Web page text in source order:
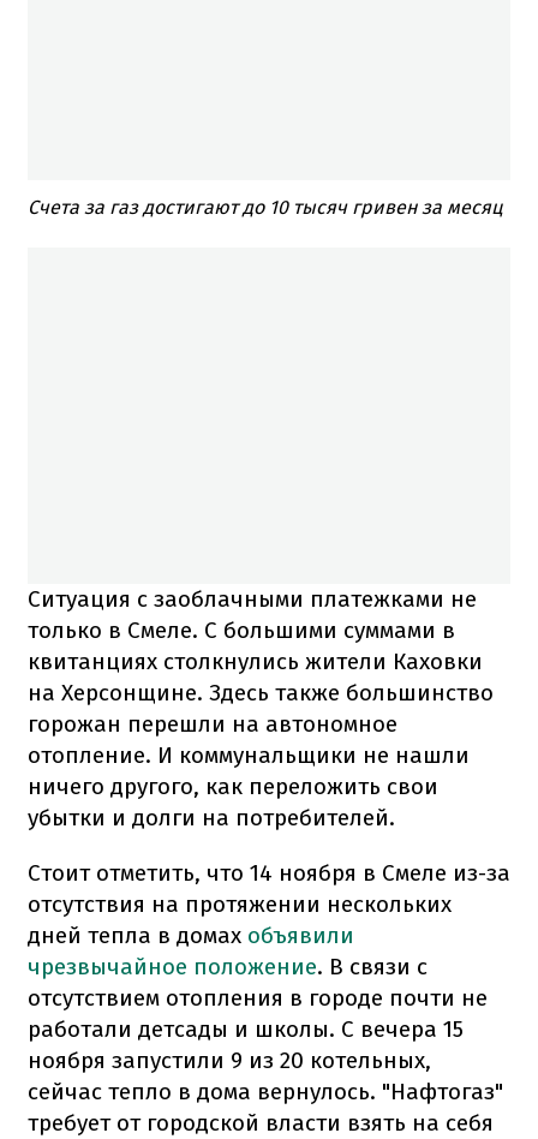
Счета за газ достигают до 10 тысяч гривен за месяц
Ситуация с заоблачными платежками не
только в Смеле. С большими суммами в
квитанциях столкнулись жители Каховки
на Херсонщине. Здесь также большинство
горожан перешли на автономное
отопление. И коммунальщики не нашли
ничего другого, как переложить свои
убытки и долги на потребителей.
Стоит отметить, что 14 ноября в Смеле из-за
отсутствия на протяжении нескольких
дней тепла в домах объявили
чрезвычайное положение. В связи с
отсутствием отопления в городе почти не
работали детсады и школы. С вечера 15
ноября запустили 9 из 20 котельных,
сейчас тепло в дома вернулось. "Нафтогаз"
требует от городской власти взять на себя